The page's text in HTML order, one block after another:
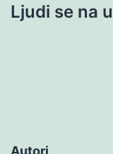
Ljudi se na